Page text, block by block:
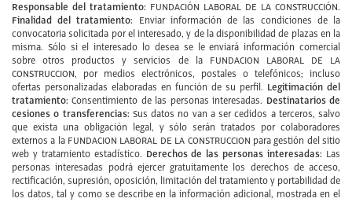
Responsable del tratamiento: FUNDACIÓN LABORAL DE LA CONSTRUCCIÓN.
Finalidad del tratamiento:
Enviar información de las condiciones de la
convocatoria solicitada por el interesado, y de la disponibilidad de plazas en la
misma. Sólo si el interesado lo desea se le enviará información comercial
sobre otros productos y servicios de la FUNDACION LABORAL DE LA
CONSTRUCCION, por medios electrónicos, postales o telefónicos; incluso
ofertas personalizadas elaboradas en función de su perfil. Legitimación del
tratamiento: Consentimiento de las personas interesadas. Destinatarios de
cesiones o transferencias: Sus datos no van a ser cedidos a terceros, salvo
que exista una obligación legal, y sólo serán tratados por colaboradores
externos a la FUNDACION LABORAL DE LA CONSTRUCCION para gestión del sitio
web y tratamiento estadístico. Derechos de las personas interesadas: Las
personas interesadas podrá ejercer gratuitamente los derechos de acceso,
rectificación, supresión, oposición, limitación del tratamiento y portabilidad de
los datos, tal y como se describe en la información adicional, mostrada en el